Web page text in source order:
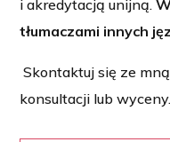
i akredytacją unijną.
tłumaczami innych
Skontaktuj się ze
konsultacji lub wyceny.